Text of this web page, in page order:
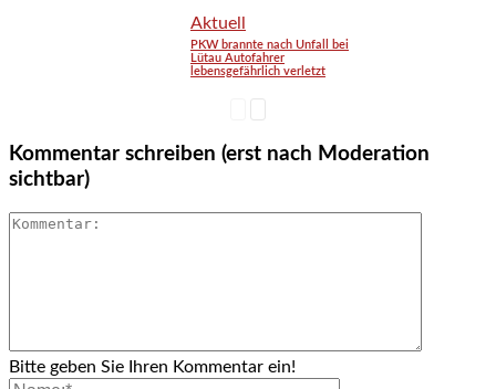
Aktuell
PKW brannte nach Unfall bei
Lütau Autofahrer
lebensgefährlich verletzt
Kommentar schreiben (erst nach Moderation
sichtbar)
Bitte geben Sie Ihren Kommentar ein!